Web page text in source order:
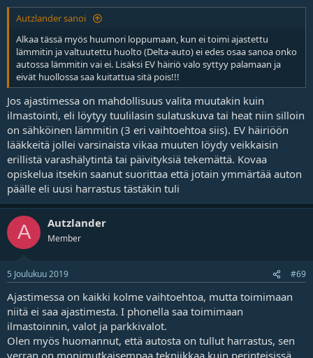
Autzlander sanoi
Alkaa tässä myös huumori loppumaan, kun ei toimi ajastettu
lämmitin ja valtuutettu huolto (Delta-auto) ei edes osaa sanoa onko
autossa lämmitin vai ei. Lisäksi EV häiriö valo syttyy palamaan ja
eivät huollossa saa kuitattua sitä pois!!!
Jos ajastimessa on mahdollisuus valita muutakin kuin
ilmastointi, eli löytyy tuulilasin sulatuskuva tai heat niin silloin
on sähköinen lämmitin (3 eri vaihtoehtoa siis). EV häiriöön
lääkkeitä jollei varsinaista vikaa muuten löydy veikkaisin
erillistä varashälytintä tai päivityksiä tekemättä. Kovaa
opiskelua itsekin saanut suorittaa että jotain ymmärtää auton
päälle eli uusi harrastus tästäkin tuli
A Autzlander
Member
5 Joulukuu 2019 #69
Ajastimessa on kaikki kolme vaihtoehtoa, mutta toimimaan
niitä ei saa ajastimesta. I phonella saa toimimaan
ilmastoinnin, valot ja parkkivalot.
Olen myös huomannut, että autosta on tullut harrastus, sen